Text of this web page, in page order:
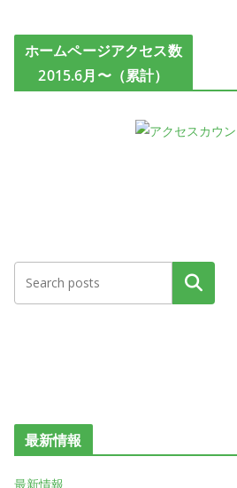
ホームページアクセス数
2015.6月〜（累計）
検索
最新情報
最新情報